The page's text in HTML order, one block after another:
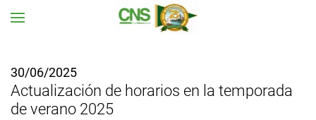
30/06/2025
Actualización de horarios en la temporada
de verano 2025